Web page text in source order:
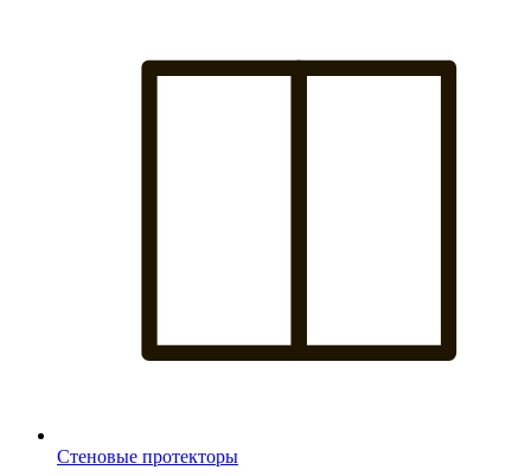
Стеновые протекторы